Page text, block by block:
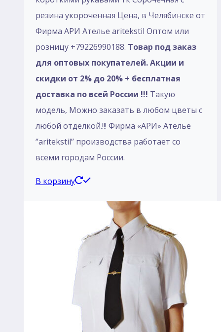
резина укороченная Цена, в Челябинске от
Фирма АРИ Ателье aritekstil Оптом или
розницу +79226990188. Товар под заказ
для оптовых покупателей. Акции и
скидки от 2% до 20% + бесплатная
доставка по всей России !!! Такую
модель, Mожно заказать в любом цветы с
любой отделкой.!!! Фирма «АРИ» Ателье
‘’aritekstil’’ производства работает со
всеми городам России.
В корзину